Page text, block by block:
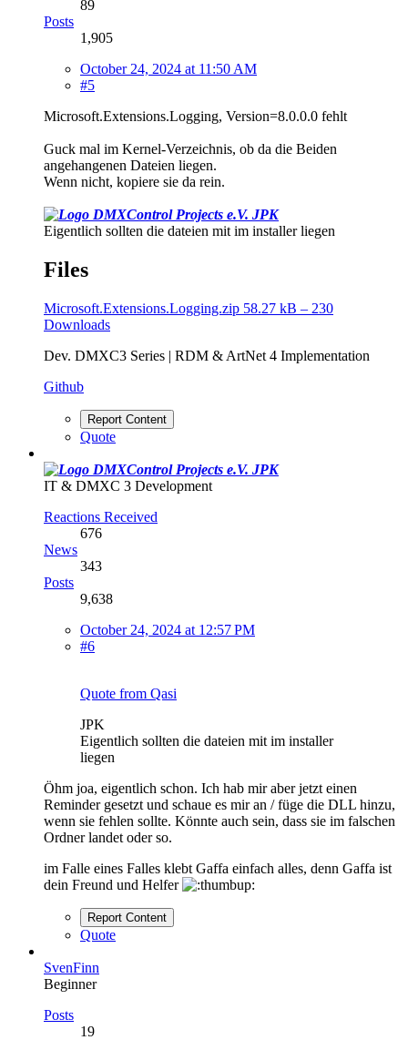
89
Posts
1,905
October 24, 2024 at 11:50 AM
#5
Microsoft.Extensions.Logging, Version=8.0.0.0 fehlt
Guck mal im Kernel-Verzeichnis, ob da die Beiden
angehangenen Dateien liegen.
Wenn nicht, kopiere sie da rein.
JPK
Eigentlich sollten die dateien mit im installer liegen
Files
Microsoft.Extensions.Logging.zip 58.27 kB – 230
Downloads
Dev. DMXC3 Series | RDM & ArtNet 4 Implementation
Github
Report Content
Quote
JPK
IT & DMXC 3 Development
Reactions Received
676
News
343
Posts
9,638
October 24, 2024 at 12:57 PM
#6
Quote from Qasi
JPK
Eigentlich sollten die dateien mit im installer
liegen
Öhm joa, eigentlich schon. Ich hab mir aber jetzt einen
Reminder gesetzt und schaue es mir an / füge die DLL hinzu,
wenn sie fehlen sollte. Könnte auch sein, dass sie im falschen
Ordner landet oder so.
im Falle eines Falles klebt Gaffa einfach alles, denn Gaffa ist
dein Freund und Helfer
Report Content
Quote
SvenFinn
Beginner
Posts
19